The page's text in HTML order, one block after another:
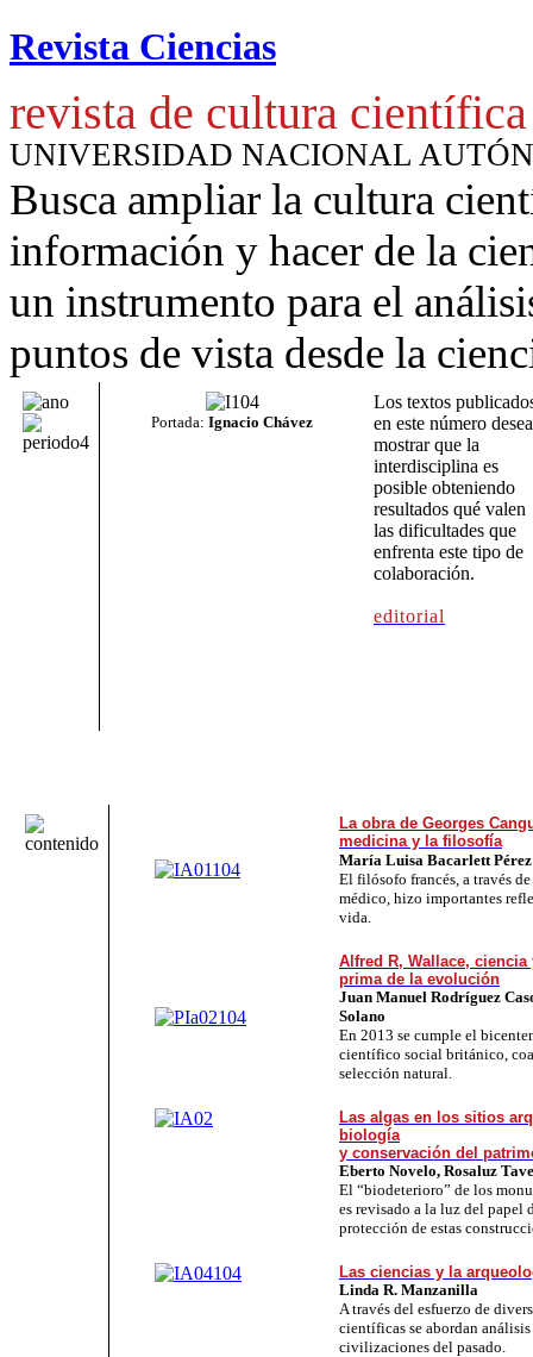
Revista Ciencias
revista de cultura científica
UNIVERSIDAD NACIONAL
Busca ampliar la cultura
información y hacer de la
un instrumento para el
puntos de vista desde la
Portada: Ignacio Chávez
Los textos
en este número
mostrar que la
interdisciplina es
posible obteniendo
resultados qué valen
las dificultades que
enfrenta este tipo de
colaboración.
editorial
La obra de Georges
medicina y la filosofía
María Luisa Bacarlett Pérez
El filósofo francés, a través
médico, hizo importantes
vida.
Alfred R, Wallace,
prima de la evolución
Juan Manuel Rodríguez
Solano
En 2013 se cumple el
científico social británico,
selección natural.
Las algas en los sitios
biología
y conservación del
Eberto Novelo, Rosaluz
El “biodeterioro” de los
es revisado a la luz del papel
protección de estas
Las ciencias y la
Linda R. Manzanilla
A través del esfuerzo de
científicas se abordan
civilizaciones del pasado.